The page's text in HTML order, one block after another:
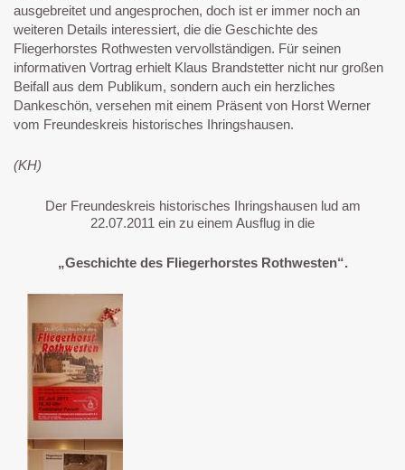
ausgebreitet und angesprochen, doch ist er immer noch an
weiteren Details interessiert, die die Geschichte des
Fliegerhorstes Rothwesten vervollständigen. Für seinen
informativen Vortrag erhielt Klaus Brandstetter nicht nur großen
Beifall aus dem Publikum, sondern auch ein herzliches
Dankeschön, versehen mit einem Präsent von Horst Werner
vom Freundeskreis historisches Ihringshausen.
(KH)
Der Freundeskreis historisches Ihringshausen lud am
22.07.2011 ein zu einem Ausflug in die
„Geschichte des Fliegerhorstes Rothwesten“.